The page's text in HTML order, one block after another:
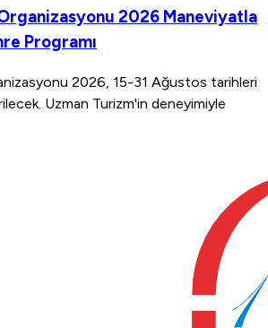
2026 Maneviyatla
Programı
2026, 15-31 Ağustos tarihleri
Uzman Turizm'in deneyimiyle